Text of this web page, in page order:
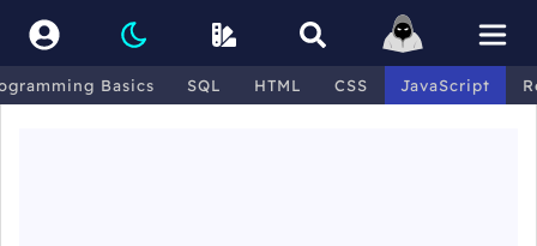
Basics SQL HTML CSS JavaScript